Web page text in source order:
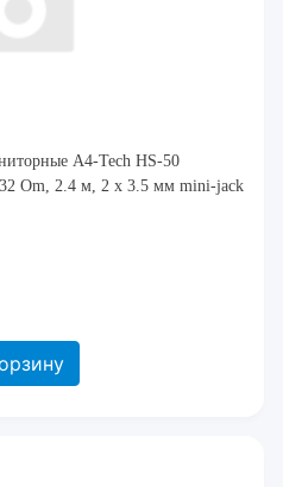
A4-Tech HS-50
Om, 2.4 м, 2 x 3.5 мм mini-jack